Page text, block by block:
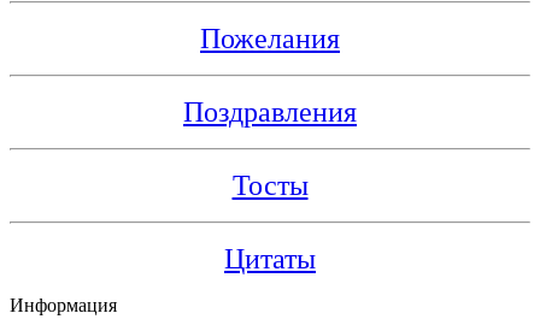
Пожелания
Поздравления
Тосты
Цитаты
Информация